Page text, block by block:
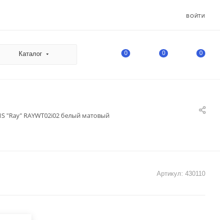
ВОЙТИ
Каталог 0 0 0
"Ray" RAYWT02i02 белый матовый
Артикул: 430110